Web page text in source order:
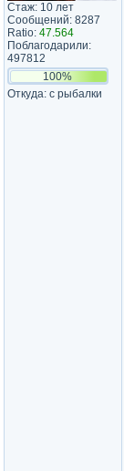
Стаж: 10 лет
Сообщений: 8287
Ratio: 47.564
Поблагодарили:
497812
100%
Откуда: с рыбалки